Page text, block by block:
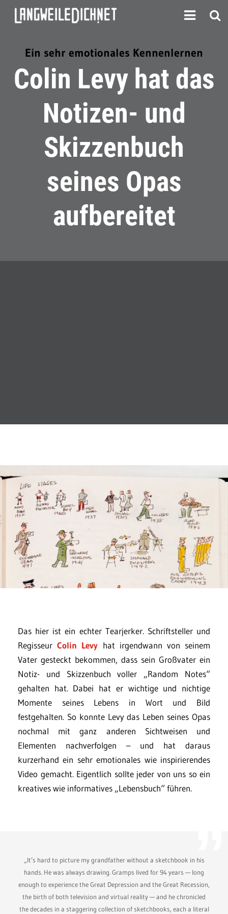
Ein sehr emotionales Kennenlernen
Colin Levy hat das
Notizen- und
Skizzenbuch
seines Opas
aufbereitet
Das hier ist ein echter Tearjerker. Schriftsteller und
RegisseurColin Levy hat irgendwann von seinem
Vater gesteckt bekommen, dass sein Großvater ein
Notiz- und Skizzenbuch voller „Random Notes“
gehalten hat. Dabei hat er wichtige und nichtige
Momente seines Lebens in Wort und Bild
festgehalten. So konnte Levy das Leben seines Opas
nochmal mit ganz anderen Sichtweisen und
Elementen nachverfolgen – und hat daraus
kurzerhand ein sehr emotionales wie inspirierendes
Video gemacht. Eigentlich sollte jeder von uns so ein
kreatives wie informatives „Lebensbuch“ führen.
„It’s hard to picture my grandfather without a sketchbook in his
hands. He was always drawing. Gramps lived for 94 years — long
enough to experience the Great Depression and the Great Recession,
the birth of both television and virtual reality — and he chronicled
the decades in a staggering collection of sketchbooks, each a literal